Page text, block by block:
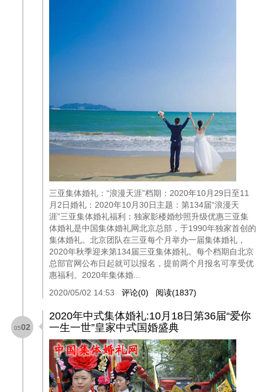
三亚集体婚礼：“浪漫天涯”档期：2020年10月29日至11
月2日婚礼：2020年10月30日主题：第134届“浪漫天
涯”三亚集体婚礼福利：独家影楼婚纱照升级优惠三亚集
体婚礼是中国集体婚礼网北京总部，于1990年独家首创的
集体婚礼。北京团队在三亚每个月举办一届集体婚礼，
2020年秋季迎来第134届三亚集体婚礼。每个档期自北京
总部官网公布日起就可以报名，提前两个月报名可享受优
惠福利。2020年集体婚...
2020/05/02 14:53 评论(0) 阅读(1837)
0502
2020年中式集体婚礼:10月18日第36届“爱你
一生一世”皇家中式国婚盛典